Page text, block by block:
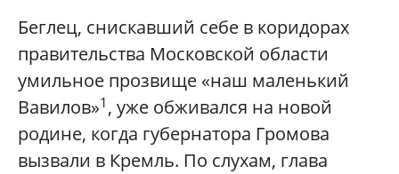
Беглец, снискавший себе в коридорах
правительства Московской области
умильное прозвище «наш маленький
Вавилов»1 , уже обживался на новой
родине, когда губернатора Громова
вызвали в Кремль. По слухам, глава